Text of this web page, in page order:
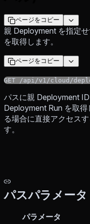
ページをコピー
親 Deployment を指定
を取得します。
ページをコピー
GET /api/v1/cloud/
パスに親 Deployment
Deployment Run を取
る場合に直接アクセス
す。
パスパラメータ
パラメータ